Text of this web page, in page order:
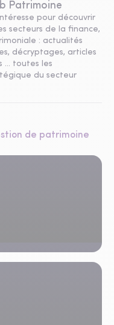
Patrimoine
pour découvrir
secteurs de la finance,
: actualités
décryptages, articles
... toutes les
du secteur
de patrimoine